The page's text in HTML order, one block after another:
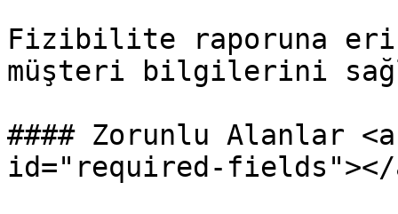
Fizibilite raporuna
müşteri bilgilerini
#### Zorunlu Alanlar
id="required-fields"></